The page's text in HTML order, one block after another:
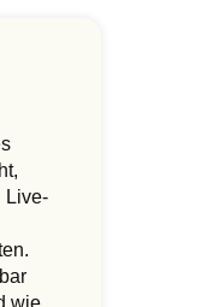
Live-
wie